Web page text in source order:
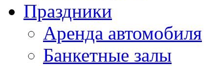
Праздники
Аренда автомобиля
Банкетные залы